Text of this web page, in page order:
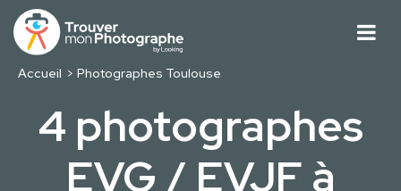
Accueil Photographes Toulouse
4 photographes
EVG / EVJF à